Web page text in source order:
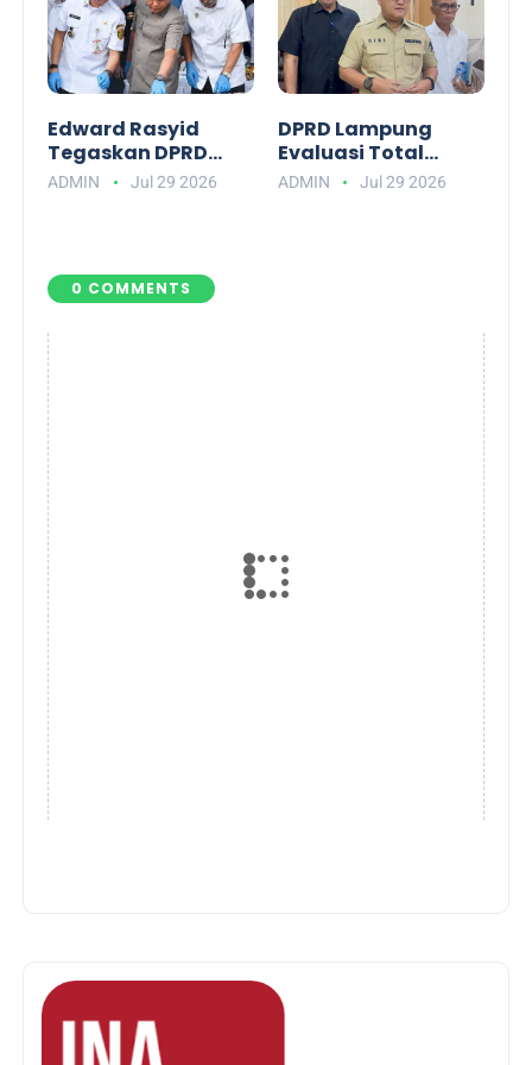
Edward Rasyid
Tegaskan DPRD
Lampung Dukung
ADMIN Jul 29 2026
DPRD Lampung
Evaluasi Total
APBD: Soroti Alkes
ADMIN Jul 29 2026
0 COMMENTS